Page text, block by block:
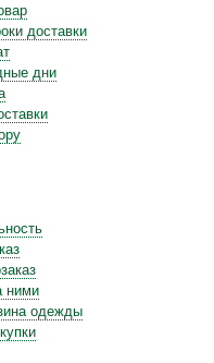
доставки
дни
ними
одежды